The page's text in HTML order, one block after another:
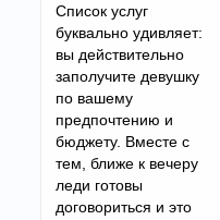
Список услуг
буквально удивляет:
вы действительно
заполучите девушку
по вашему
предпочтению и
бюджету. Вместе с
тем, ближе к вечеру
леди готовы
договориться и это